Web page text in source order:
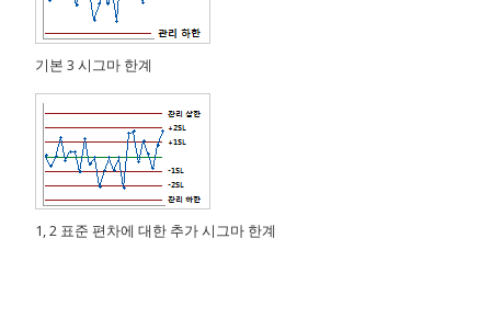
기본 3 시그마 한계
1, 2 표준 편차에 대한 추가 시그마 한계